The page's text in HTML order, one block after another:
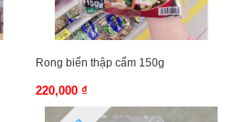
Rong biển thập cẩm 150g
220,000 ₫